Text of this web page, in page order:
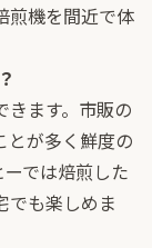
煎機を間近で体
きます。市販の
とが多く鮮度の
では焙煎した
でも楽しめま